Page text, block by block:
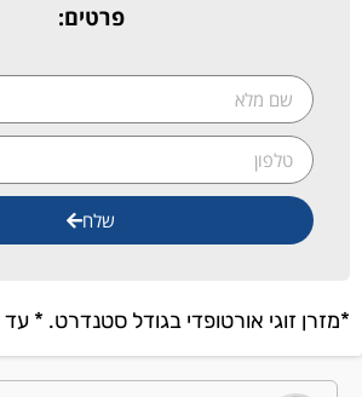
פרטים:
שלח
*מזרן זוגי אורטופדי בגודל סטנדרט. *